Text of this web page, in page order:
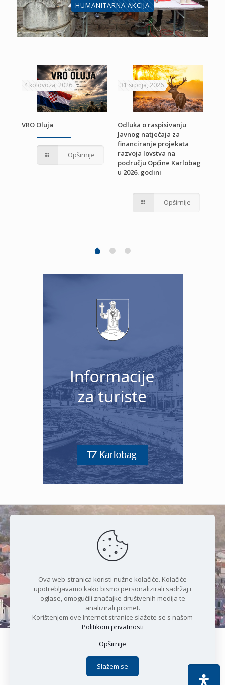
HUMANITARNA AKCIJA
4 kolovoza, 2026
VRO Oluja
Opširnije
31 srpnja, 2026
Odluka o raspisivanju
Javnog natječaja za
financiranje projekata
razvoja lovstva na
području Općine Karlobag
u 2026. godini
Opširnije
Čudesan spoj kristalnog mora i
prirode
Copyright © 2021 Općina Karlobag | Sva prava pridržana |
Politika privatnosti
Apoc IT
Ova web-stranica koristi nužne kolačiće. Kolačiće
upotrebljavamo kako bismo personalizirali sadržaj i
oglase, omogućili značajke društvenih medija te
analizirali promet.
Korištenjem ove Internet stranice slažete se s našom
Politikom privatnosti
Opširnije
Slažem se